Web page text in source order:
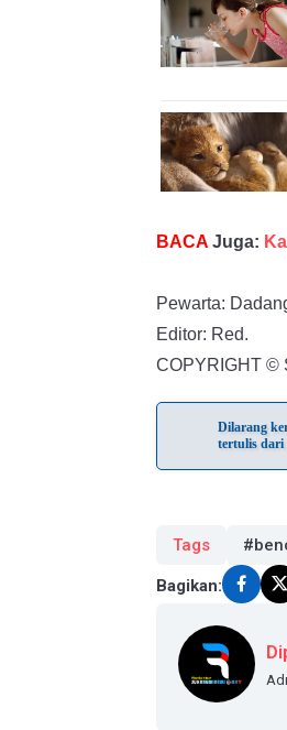
BACA Juga:
Pewarta:
Editor: Red.
COPYRIGHT ©
Dilarang
tertulis dari
Tags
Bagikan: